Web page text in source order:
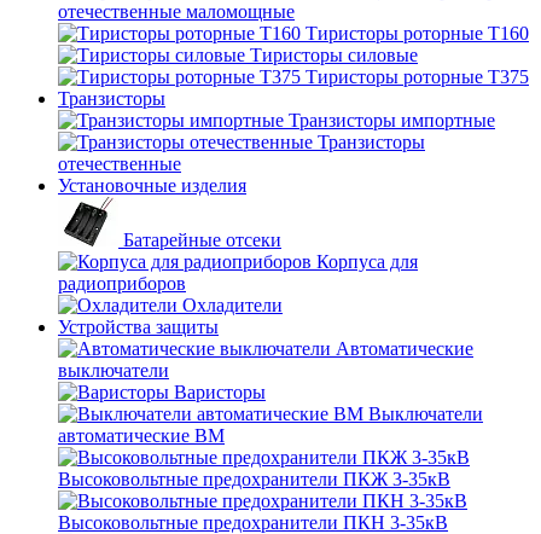
отечественные маломощные
Тиристоры роторные Т160
Тиристоры силовые
Тиристоры роторные Т375
Транзисторы
Транзисторы импортные
Транзисторы
отечественные
Установочные изделия
Батарейные отсеки
Корпуса для
радиоприборов
Охладители
Устройства защиты
Автоматические
выключатели
Варисторы
Выключатели
автоматические ВМ
Высоковольтные предохранители ПКЖ 3-35кВ
Высоковольтные предохранители ПКН 3-35кВ